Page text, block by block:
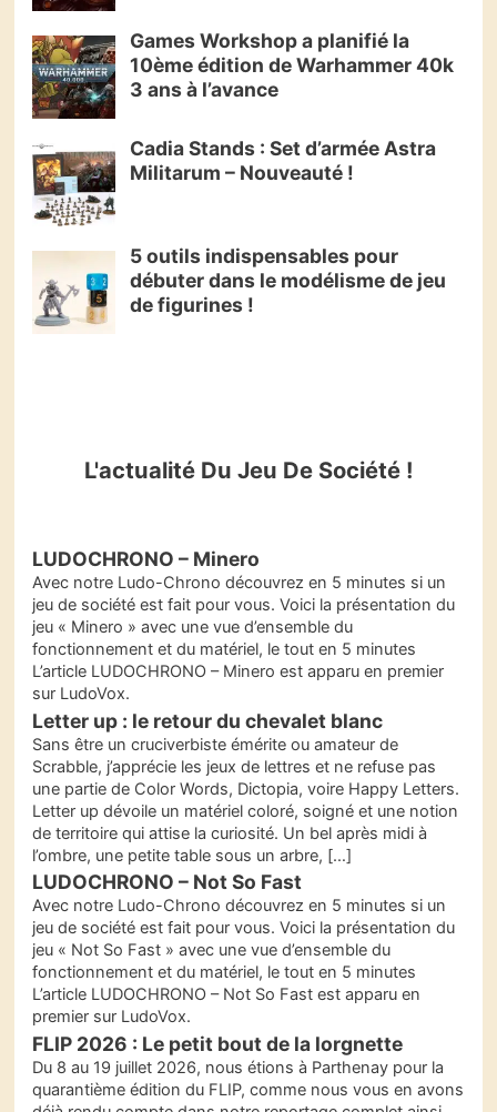
Games Workshop a planifié la
10ème édition de Warhammer 40k
3 ans à l’avance
Cadia Stands : Set d’armée Astra
Militarum – Nouveauté !
5 outils indispensables pour
débuter dans le modélisme de jeu
de figurines !
L'actualité Du Jeu De Société !
LUDOCHRONO – Minero
Avec notre Ludo-Chrono découvrez en 5 minutes si un
jeu de société est fait pour vous. Voici la présentation du
jeu « Minero » avec une vue d’ensemble du
fonctionnement et du matériel, le tout en 5 minutes
L’article LUDOCHRONO – Minero est apparu en premier
sur LudoVox.
Letter up : le retour du chevalet blanc
Sans être un cruciverbiste émérite ou amateur de
Scrabble, j’apprécie les jeux de lettres et ne refuse pas
une partie de Color Words, Dictopia, voire Happy Letters.
Letter up dévoile un matériel coloré, soigné et une notion
de territoire qui attise la curiosité. Un bel après midi à
l’ombre, une petite table sous un arbre, […]
LUDOCHRONO – Not So Fast
Avec notre Ludo-Chrono découvrez en 5 minutes si un
jeu de société est fait pour vous. Voici la présentation du
jeu « Not So Fast » avec une vue d’ensemble du
fonctionnement et du matériel, le tout en 5 minutes
L’article LUDOCHRONO – Not So Fast est apparu en
premier sur LudoVox.
FLIP 2026 : Le petit bout de la lorgnette
Du 8 au 19 juillet 2026, nous étions à Parthenay pour la
quarantième édition du FLIP, comme nous vous en avons